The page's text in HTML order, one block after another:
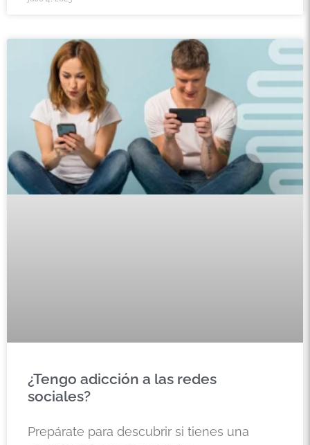
¿Tengo adicción a las redes
sociales?
Prepárate para descubrir si tienes una